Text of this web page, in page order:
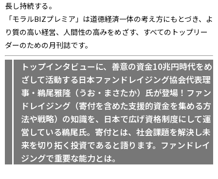
長し持続する。
「モラルBIZプレミア」は道徳経済一体の考え方にもとづき、よ
り質の高い経営、人間性の高みをめざす、すべてのトップリー
ダーのための月刊誌です。
トップインタビューに、善意の資金10兆円時代をめ
ざして活動する日本ファンドレイジング協会代表理
事・鵜尾雅隆（うお・まさたか）氏が登場！ファン
ドレイジング（寄付を含めた支援的資金を集める方
法や戦略）の知識を、日本で広げ資格制度にして運
営している鵜尾氏。寄付とは、社会課題を解決し未
来を切り拓く投資であると語ります。ファンドレイ
ジングで重要な能力とは。